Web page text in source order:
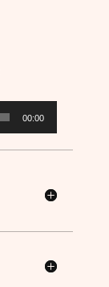
00:00